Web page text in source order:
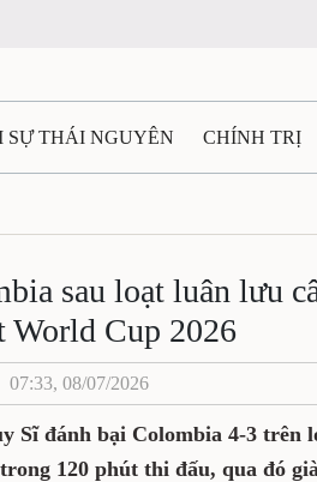
SỰ THÁI NGUYÊN CHÍNH TRỊ
QUỐC TẾ TÀI NGUYÊN -
VĂN NGHỆ THÁI NGUYÊN
sau loạt luân lưu
World Cup 2026
07:33, 08/07/2026
Sĩ đánh bại Colombia 4-3 trên
120 phút thi đấu, qua đó